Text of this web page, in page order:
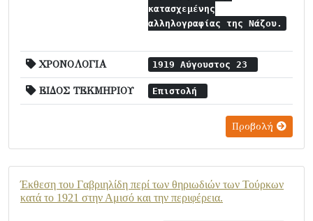
κατασχεμένης
αλληλογραφίας της Νάζου.
ΧΡΟΝΟΛΟΓΙΑ 1919 Αύγουστος 23
ΕΙΔΟΣ ΤΕΚΜΗΡΙΟΥ Επιστολή
Προβολή
Έκθεση του Γαβριηλίδη περί των θηριωδιών των Τούρκων
κατά το 1921 στην Αμισό και την περιφέρεια.